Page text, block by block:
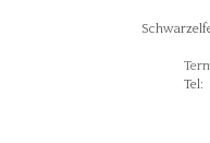
Tel: